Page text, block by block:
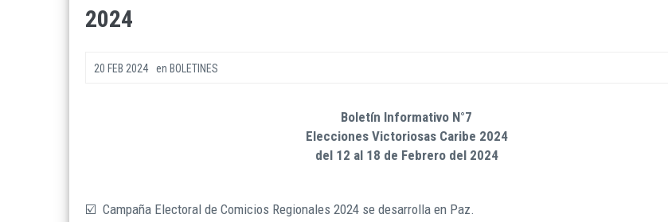
2024
20 FEB 2024 en BOLETINES
Boletín Informativo N°7
Elecciones Victoriosas Caribe 2024
del 12 al 18 de Febrero del 2024
☑️ Campaña Electoral de Comicios Regionales 2024 se desarrolla en Paz.